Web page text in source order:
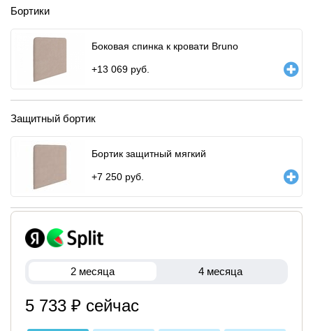
Бортики
Боковая спинка к кровати Bruno
+13 069 руб.
Защитный бортик
Бортик защитный мягкий
+7 250 руб.
2 месяца 4 месяца
5 733 ₽ сейчас